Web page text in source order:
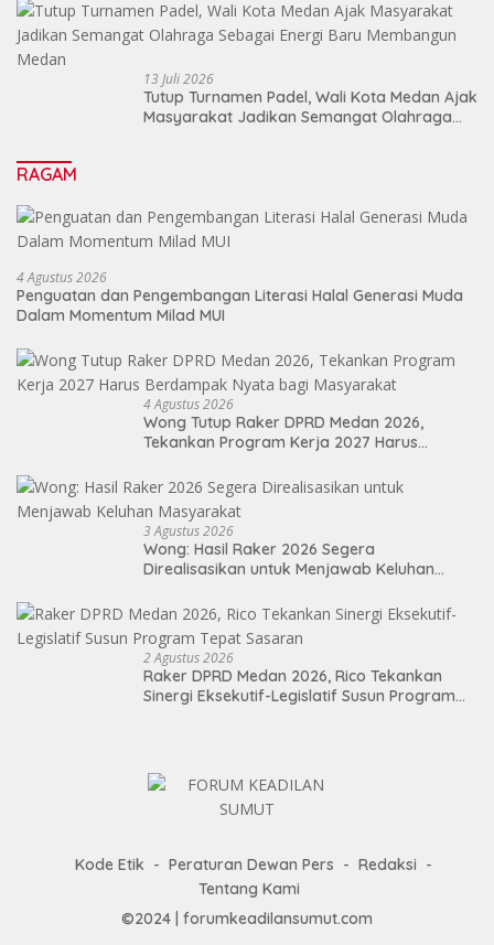
13 Juli 2026
Tutup Turnamen Padel, Wali Kota Medan Ajak
Masyarakat Jadikan Semangat Olahraga
RAGAM
4 Agustus 2026
Penguatan dan Pengembangan Literasi Halal Generasi Muda
Dalam Momentum Milad MUI
4 Agustus 2026
Wong Tutup Raker DPRD Medan 2026,
Tekankan Program Kerja 2027 Harus
3 Agustus 2026
Wong: Hasil Raker 2026 Segera
Direalisasikan untuk Menjawab Keluhan
2 Agustus 2026
Raker DPRD Medan 2026, Rico Tekankan
Sinergi Eksekutif-Legislatif Susun Program
Kode Etik Peraturan Dewan Pers
Redaksi
Tentang Kami
©2024 | forumkeadilansumut.com